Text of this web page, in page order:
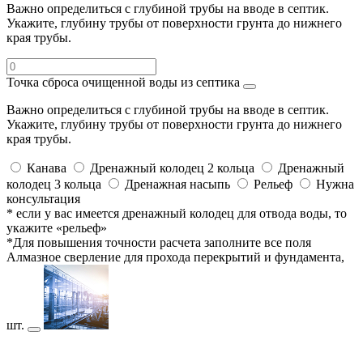
Важно определиться с глубиной трубы на вводе в септик.
Укажите, глубину трубы от поверхности грунта до нижнего
края трубы.
Точка сброса очищенной воды из септика
Важно определиться с глубиной трубы на вводе в септик.
Укажите, глубину трубы от поверхности грунта до нижнего
края трубы.
Канава Дренажный колодец 2 кольца
Дренажный
колодец 3 кольца
Дренажная насыпь Рельеф
Нужна
консультация
* если у вас имеется дренажный колодец для отвода воды, то
укажите «рельеф»
*Для повышения точности расчета заполните все поля
Алмазное сверление для прохода перекрытий и фундамента,
шт.